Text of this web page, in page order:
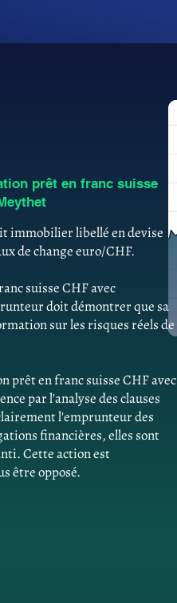
prêt en franc suisse
immobilier libellé en devise
de change euro/CHF.
suisse CHF avec
doit démontrer que sa
sur les risques réels de
prêt en franc suisse CHF avec
par l'analyse des clauses
l'emprunteur des
financières, elles sont
Cette action est
être opposé.